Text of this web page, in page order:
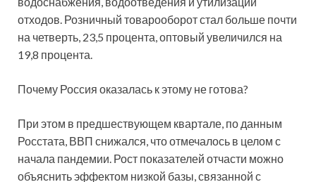
отходов. Розничный товарооборот стал больше почти
на четверть, 23,5 процента, оптовый увеличился на
19,8 процента.
Почему Россия оказалась к этому не готова?
При этом в предшествующем квартале, по данным
Росстата, ВВП снижался, что отмечалось в целом с
начала пандемии. Рост показателей отчасти можно
объяснить эффектом низкой базы, связанной с